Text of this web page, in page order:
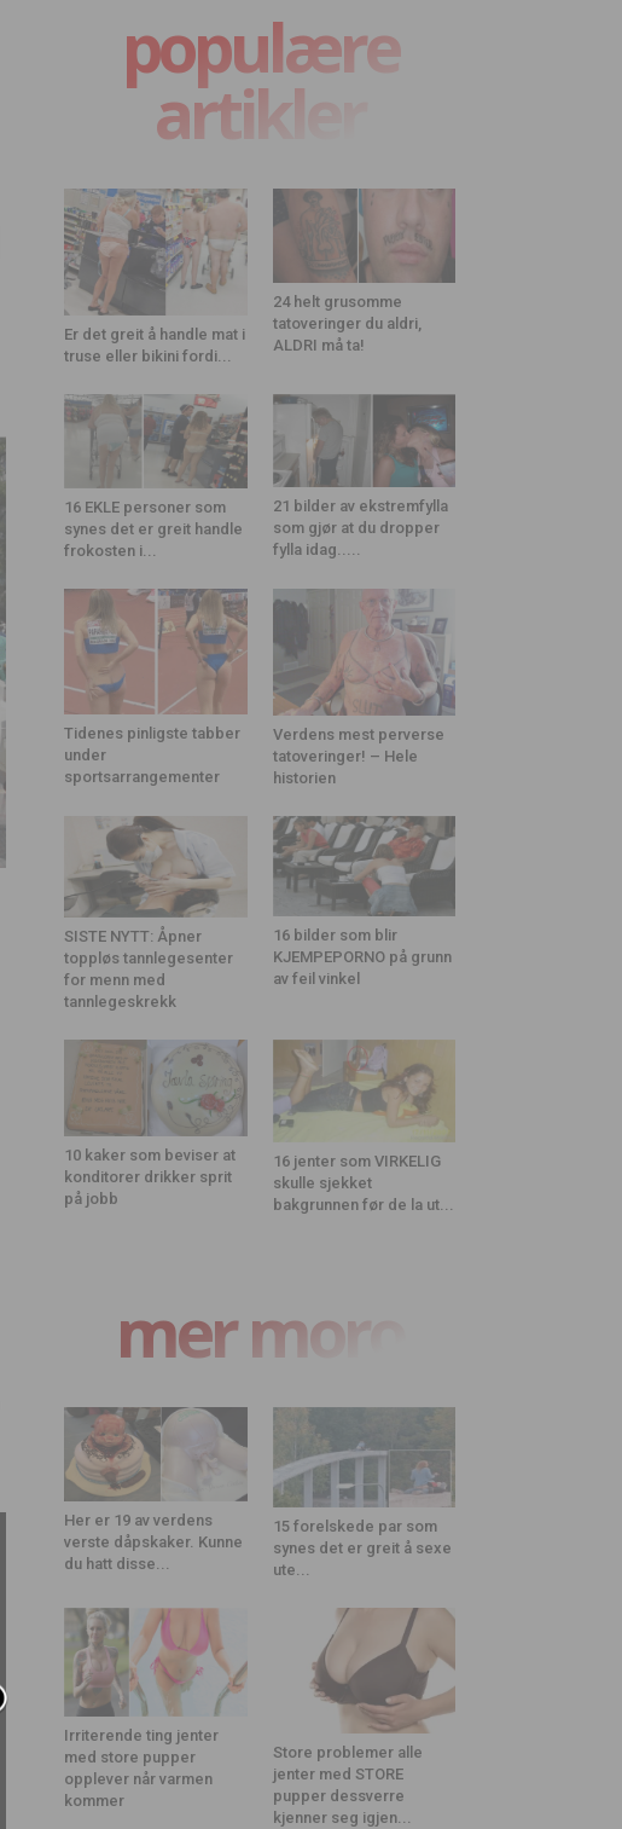
populære
artikler
Er det greit å handle mat i
truse eller bikini fordi...
24 helt grusomme
tatoveringer du aldri,
ALDRI må ta!
16 EKLE personer som
synes det er greit handle
frokosten i...
21 bilder av ekstremfylla
som gjør at du dropper
fylla idag.....
Tidenes pinligste tabber
under
sportsarrangementer
Verdens mest perverse
tatoveringer! – Hele
historien
SISTE NYTT: Åpner
toppløs tannlegesenter
for menn med
tannlegeskrekk
16 bilder som blir
KJEMPEPORNO på grunn
av feil vinkel
10 kaker som beviser at
konditorer drikker sprit
på jobb
16 jenter som VIRKELIG
skulle sjekket
bakgrunnen før de la ut...
mer moro
Her er 19 av verdens
verste dåpskaker. Kunne
du hatt disse...
15 forelskede par som
synes det er greit å sexe
ute...
Irriterende ting jenter
med store pupper
opplever når varmen
kommer
Store problemer alle
jenter med STORE
pupper dessverre
kjenner seg igjen...